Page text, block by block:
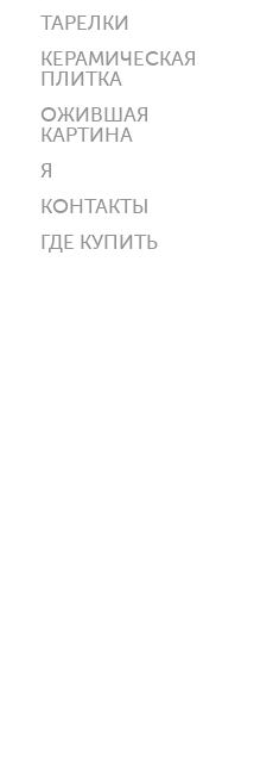
ТАРЕЛКИ
КЕРАМИЧЕСКАЯ
ПЛИТКА
ОЖИВШАЯ
КАРТИНА
Я
КОНТАКТЫ
ГДЕ КУПИТЬ